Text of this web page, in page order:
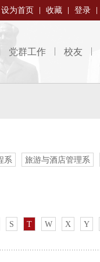
设为首页 收藏 登录
党群工作 校友
系 旅游与酒店管理系
S T W X Y